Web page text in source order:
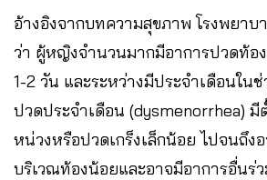
อ้างอิงจากบทความสุขภาพ โรงพยาบ
ว่า ผู้หญิงจำนวนมากมีอาการปวดท้อ
1-2 วัน และระหว่างมีประจำเดือนใน
ปวดประจำเดือน (dysmenorrhea) มี
หน่วงหรือปวดเกร็งเล็กน้อย ไปจนถึง
บริเวณท้องน้อยและอาจมีอาการอื่นร่